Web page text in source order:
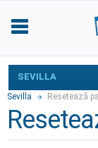
SEVILLA
Sevilla Resetează